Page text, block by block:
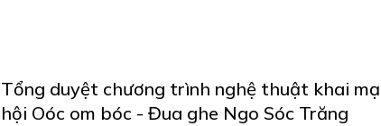
Tổng duyệt chương trình nghệ thuật khai
hội Oóc om bóc - Đua ghe Ngo Sóc Trăng